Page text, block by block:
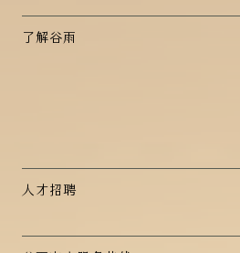
了解谷雨
人才招聘